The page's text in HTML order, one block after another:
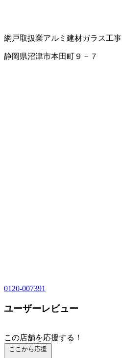
網戸取扱業アルミ建材ガラス工事
静岡県沼津市本田町９－７
0120-007391
ユーザーレビュー
この店舗を応援する！
ここから応援